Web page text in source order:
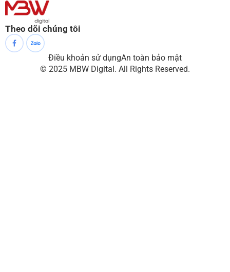
Theo dõi chúng tôi
© 2025 MBW Digital. All Rights Reserved.
Điều khoản sử dụngAn toàn bảo mật